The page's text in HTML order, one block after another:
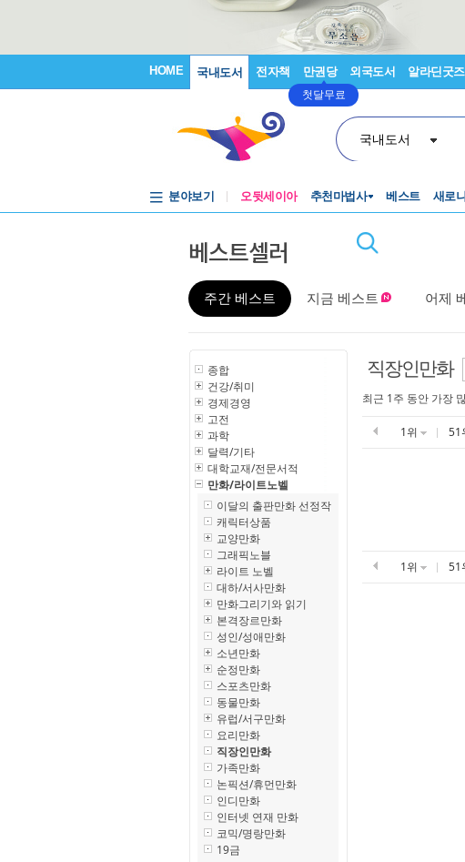
HOME 국내도서 전자책 만권당
첫달무료
외국도서 알라딘굿즈
국내도서
분야보기 오뒷세이아 추천마법사 베스트 새로
베스트셀러
주간 베스트 지금 베스트 어제
종합
건강/취미
경제경영
고전
과학
달력/기타
대학교재/전문서적
만화/라이트노벨
이달의 출판만화 선정작
캐릭터상품
교양만화
그래픽노블
라이트 노벨
대하/서사만화
만화그리기와 읽기
본격장르만화
성인/성애만화
소년만화
순정만화
스포츠만화
동물만화
유럽/서구만화
요리만화
직장인만화
가족만화
논픽션/휴먼만화
인디만화
인터넷 연재 만화
코믹/명랑만화
19금
직장인만화
최근 1주 동안 가장
1위 51
1위 51